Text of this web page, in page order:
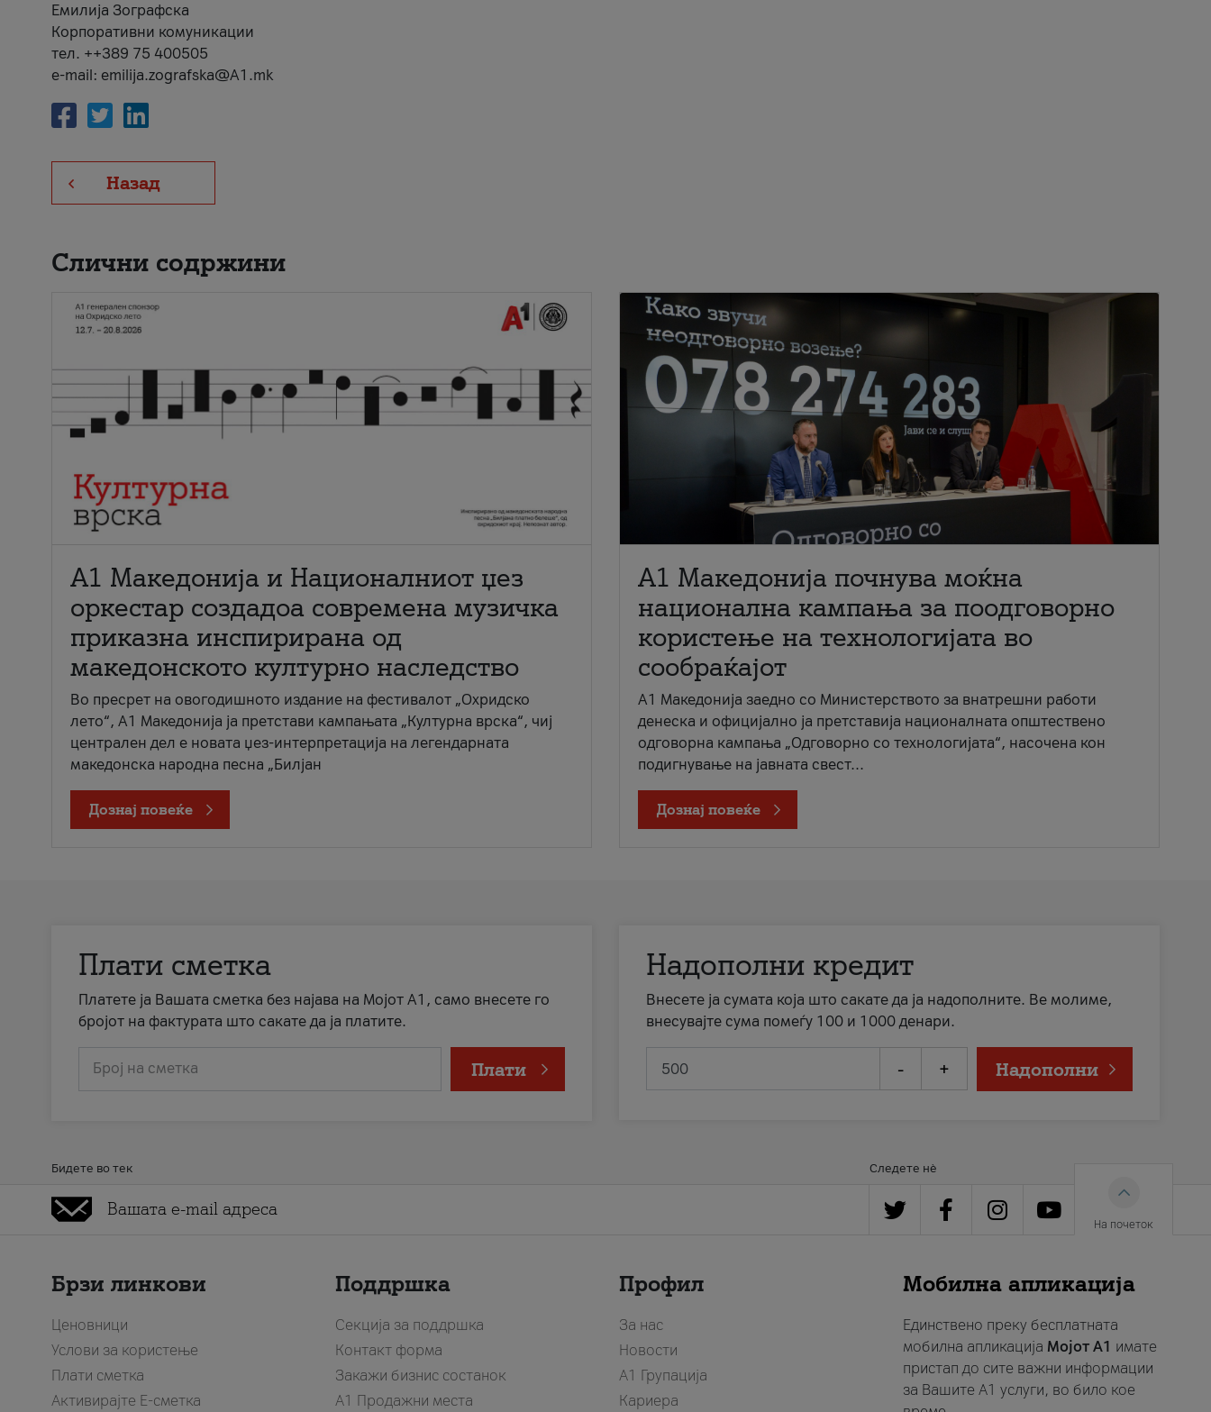
Емилија Зографска
Корпоративни комуникации
тел. ++389 75 400505
e-mail: emilija.zografska@A1.mk
Назад
Слични содржини
А1 Македонија и Националниот џез
оркестар создадоа современа музичка
приказна инспирирана од
македонското културно наследство
Во пресрет на овогодишното издание на фестивалот „Охридско
лето“, А1 Македонија ја претстави кампањата „Културна врска“, чиј
централен дел е новата џез-интерпретација на легендарната
македонска народна песна „Билјан
Дознај повеќе
A1 Македонија почнува моќна
национална кампања за поодговорно
користење на технологијата во
сообраќајот
A1 Македонија заедно со Министерството за внатрешни работи
денеска и официјално ја претставија националната општествено
одговорна кампања „Одговорно со технологијата“, насочена кон
подигнување на јавната свест...
Дознај повеќе
Плати сметка
Платете ја Вашата сметка без најава на Мојот А1, само внесете го
бројот на фактурата што сакате да ја платите.
Број на сметка Плати
Надополни кредит
Внесете ја сумата која што сакате да ја надополните. Ве молиме,
внесувајте сума помеѓу 100 и 1000 денари.
- + Надополни
Бидете во тек Следете нè
На почеток
Брзи линкови
Ценовници
Услови за користење
Плати сметка
Активирајте Е-сметка
Поддршка
Секција за поддршка
Контакт форма
Закажи бизнис состанок
A1 Продажни места
Профил
За нас
Новости
А1 Групација
Кариера
Мобилна апликација
Единствено преку бесплатната
мобилна апликација Мојот A1 имате
пристап до сите важни информации
за Вашите A1 услуги, во било кое